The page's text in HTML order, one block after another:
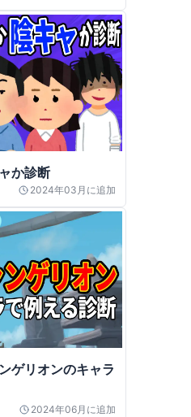
か診断
2024年03月 に追加
ゲリオンのキャラ
2024年06月 に追加